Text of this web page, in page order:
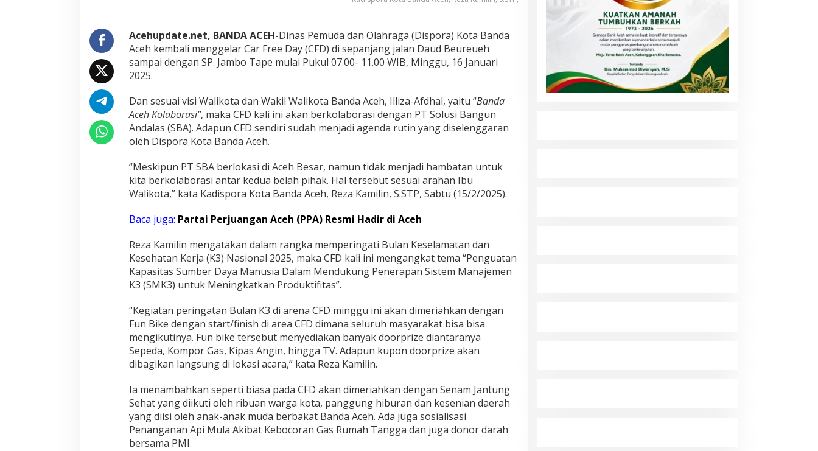
g
P
T
.
l
u
s
B
n
g
n
n
a
l
a
s
d
C
F
D
Acehupdate.net, BANDA ACEH-Dinas Pemuda dan Olahraga (Dispora) Kota Banda
Aceh kembali menggelar Car Free Day (CFD) di sepanjang jalan Daud Beureueh
sampai dengan SP. Jambo Tape mulai Pukul 07.00- 11.00 WIB, Minggu, 16 Januari
2025.
Dan sesuai visi Walikota dan Wakil Walikota Banda Aceh, Illiza-Afdhal, yaitu “Banda
Aceh Kolaborasi”, maka CFD kali ini akan berkolaborasi dengan PT Solusi Bangun
Andalas (SBA). Adapun CFD sendiri sudah menjadi agenda rutin yang diselenggaran
oleh Dispora Kota Banda Aceh.
“Meskipun PT SBA berlokasi di Aceh Besar, namun tidak menjadi hambatan untuk
kita berkolaborasi antar kedua belah pihak. Hal tersebut sesuai arahan Ibu
Walikota,” kata Kadispora Kota Banda Aceh, Reza Kamilin, S.STP, Sabtu (15/2/2025).
Baca juga: Partai Perjuangan Aceh (PPA) Resmi Hadir di Aceh
Reza Kamilin mengatakan dalam rangka memperingati Bulan Keselamatan dan
Kesehatan Kerja (K3) Nasional 2025, maka CFD kali ini mengangkat tema “Penguatan
Kapasitas Sumber Daya Manusia Dalam Mendukung Penerapan Sistem Manajemen
K3 (SMK3) untuk Meningkatkan Produktifitas”.
“Kegiatan peringatan Bulan K3 di arena CFD minggu ini akan dimeriahkan dengan
Fun Bike dengan start/finish di area CFD dimana seluruh masyarakat bisa bisa
mengikutinya. Fun bike tersebut menyediakan banyak doorprize diantaranya
Sepeda, Kompor Gas, Kipas Angin, hingga TV. Adapun kupon doorprize akan
dibagikan langsung di lokasi acara,” kata Reza Kamilin.
Ia menambahkan seperti biasa pada CFD akan dimeriahkan dengan Senam Jantung
Sehat yang diikuti oleh ribuan warga kota, panggung hiburan dan kesenian daerah
yang diisi oleh anak-anak muda berbakat Banda Aceh. Ada juga sosialisasi
Penanganan Api Mula Akibat Kebocoran Gas Rumah Tangga dan juga donor darah
bersama PMI.